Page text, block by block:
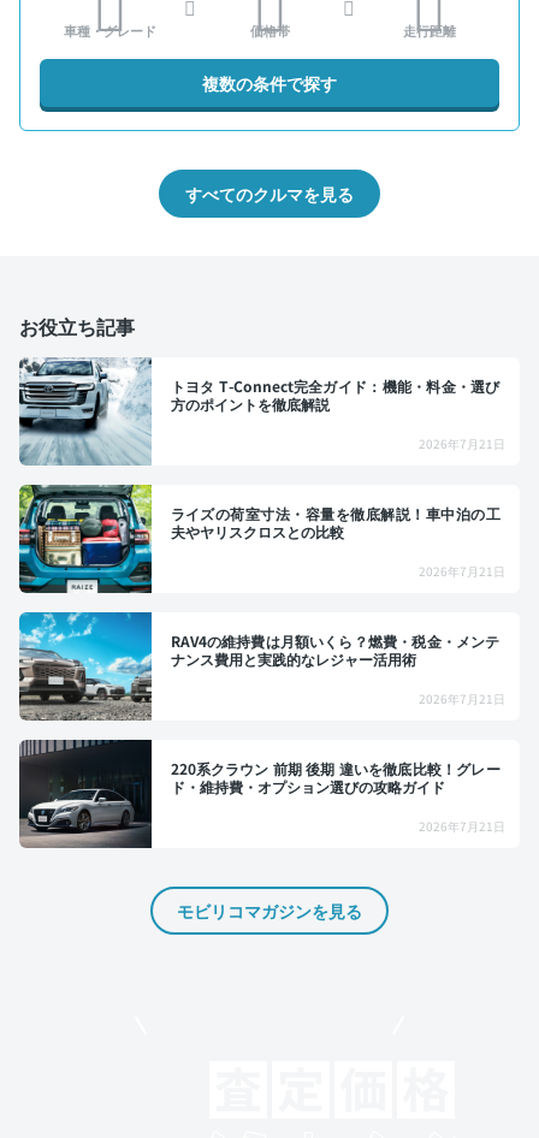
車種・グレード 価格帯 走行距離
複数の条件で探す
すべてのクルマを見る
お役立ち記事
トヨタ T-Connect完全ガイド：機能・料金・選び
方のポイントを徹底解説
2026年7月21日
ライズの荷室寸法・容量を徹底解説！車中泊の工
夫やヤリスクロスとの比較
2026年7月21日
RAV4の維持費は月額いくら？燃費・税金・メンテ
ナンス費用と実践的なレジャー活用術
2026年7月21日
220系クラウン 前期 後期 違いを徹底比較！グレー
ド・維持費・オプション選びの攻略ガイド
2026年7月21日
モビリコマガジンを見る